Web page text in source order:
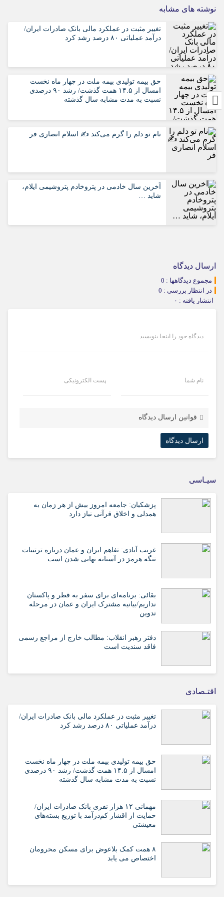
نوشته های مشابه
تغییر مثبت در عملکرد مالی بانک صادرات ایران/
درآمد عملیاتی ۸۰ درصد رشد کرد
حق بیمه تولیدی بیمه ملت در چهار ماه نخست
امسال از ۱۴.۵ همت گذشت/ رشد ۹۰ درصدی
نسبت به مدت مشابه سال گذشته
نام تو دلم را گرم می‌کند ✍️ اسلام انصاری فر
آخرین سال خادمی در پتروخادم پتروشیمی ایلام،
شاید …
ارسال دیدگاه
مجموع دیدگاهها : 0
در انتظار بررسی : 0
انتشار یافته : ۰
دیدگاه خود را اینجا بنویسید
نام شما پست الکترونیکی
قوانین ارسال دیدگاه
سیـاسی
پزشکیان: جامعه امروز بیش از هر زمان به
همدلی و اخلاق قرآنی نیاز دارد
غریب آبادی: تفاهم ایران و عمان درباره ترتیبات
تنگه هرمز در آستانه نهایی شدن است
بقائی: برنامه‌ای برای سفر به قطر و پاکستان
نداریم/بیانیه مشترک ایران و عمان در مرحله
تدوین
دفتر رهبر انقلاب: مطالب خارج از مراجع رسمی
فاقد سندیت است
اقتـصادی
تغییر مثبت در عملکرد مالی بانک صادرات ایران/
درآمد عملیاتی ۸۰ درصد رشد کرد
حق بیمه تولیدی بیمه ملت در چهار ماه نخست
امسال از ۱۴.۵ همت گذشت/ رشد ۹۰ درصدی
نسبت به مدت مشابه سال گذشته
مهمانی ۱۲ هزار نفری بانک صادرات ایران/
حمایت از اقشار کم‌درآمد با توزیع بسته‌های
معیشتی
۸ همت کمک بلاعوض برای مسکن محرومان
اختصاص می یابد